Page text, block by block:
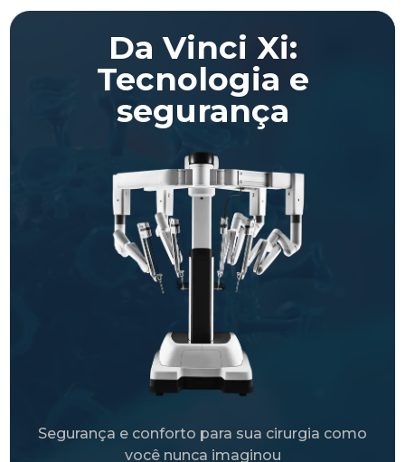
Da Vinci Xi:
Tecnologia e
segurança
Segurança e conforto para sua cirurgia como
você nunca imaginou